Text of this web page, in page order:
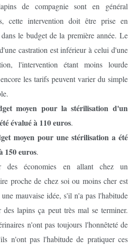
de compagnie sont en général
cette intervention doit être prise en
le budget de la première année. Le
castration est inférieur à celui d'une
l'intervention étant moins lourde
les tarifs peuvent varier du simple
moyen pour la stérilisation d'un
évalué à 110 euros.
moyen pour une stérilisation a été
150 euros.
des économies en allant chez un
proche de chez soi ou moins cher est
une mauvaise idée, s'il n'a pas l'habitude
des lapins ça peut très mal se terminer.
n'ont pas toujours l'honnêteté de
n'ont pas l'habitude de pratiquer ces